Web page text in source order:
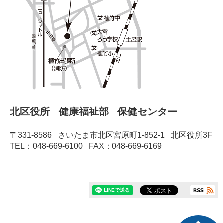
北区役所 健康福祉部 保健センター
〒331-8586 さいたま市北区宮原町1-852-1 北区役所3F
TEL：048-669-6100 FAX：048-669-6169